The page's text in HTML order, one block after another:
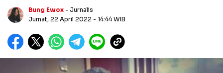
Bung Ewox - Jurnalis
Jumat, 22 April 2022 - 14:44 WIB